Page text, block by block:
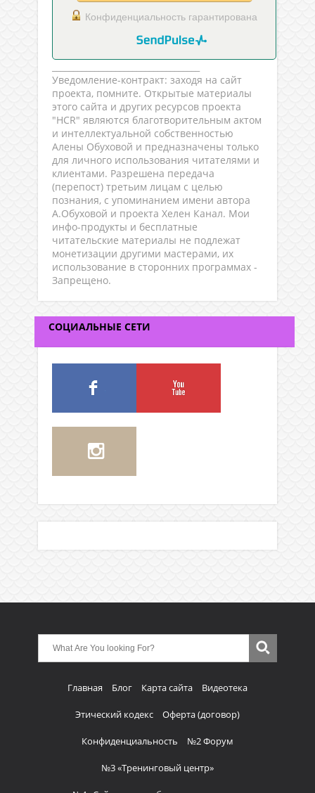
Конфиденциальность гарантирована
Уведомление-контракт: заходя на сайт
проекта, помните. Открытые материалы
этого сайта и других ресурсов проекта
"HCR" являются благотворительным актом
и интеллектуальной собственностью
Алены Обуховой и предназначены только
для личного использования читателями и
клиентами. Разрешена передача
(перепост) третьим лицам с целью
познания, с упоминанием имени автора
А.Обуховой и проекта Хелен Канал. Мои
инфо-продукты и бесплатные
читательские материалы не подлежат
монетизации другими мастерами, их
использование в сторонних программах -
Запрещено.
СОЦИАЛЬНЫЕ СЕТИ
Главная Блог Карта сайта Видеотека
Этический кодекс Оферта (договор)
Конфиденциальность №2 Форум
№3 «Тренинговый центр»